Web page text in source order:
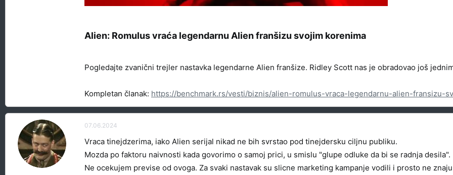
Alien: Romulus vraća legendarnu Alien franšizu svojim korenima​
Pogledajte zvanični trejler nastavka legendarne Alien franšize. Ridley Scott nas je obradovao još
Kompletan članak: https://benchmark.rs/vesti/biznis/alien-romulus-vraca-legendarnu-alien-fransizu-
07.06.2024
Vraca tinejdzerima, iako Alien serijal nikad ne bih svrstao pod tinejdersku ciljnu publiku.
Mozda po faktoru naivnosti kada govorimo o samoj prici, u smislu "glupe odluke da bi se radnja desila".
Ne ocekujem previse od ovoga. Za svaki nastavak su slicne marketing kampanje vodili i prosto ne